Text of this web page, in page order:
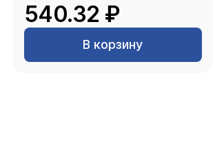
540.32 ₽
В корзину